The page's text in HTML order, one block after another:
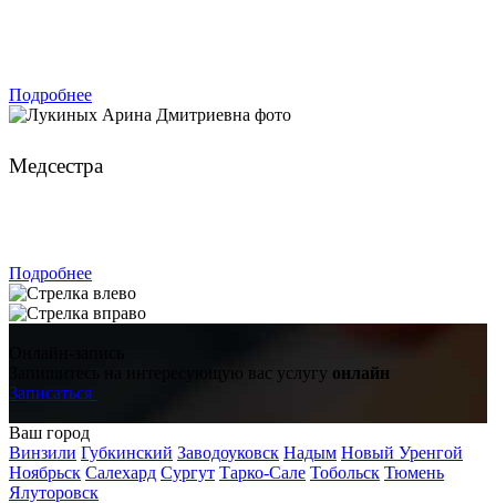
Подробнее
Медсестра
Подробнее
Запишитесь на интересующую вас услугу онлайн
Записаться
Ваш город
Винзили Губкинский Заводоуковск Надым Новый Уренгой
Ноябрьск Салехард Сургут Тарко-Сале Тобольск Тюмень
Ялуторовск